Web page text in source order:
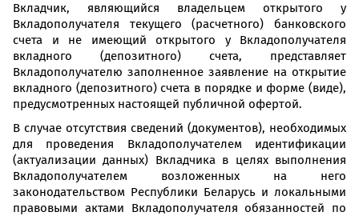
Вкладчик, являющийся владельцем открытого у
Вкладополучателя текущего (расчетного) банковского
счета и не имеющий открытого у Вкладополучателя
вкладного (депозитного) счета, представляет
Вкладополучателю заполненное заявление на открытие
вкладного (депозитного) счета в порядке и форме (виде),
предусмотренных настоящей публичной офертой.
В случае отсутствия сведений (документов), необходимых
для проведения Вкладополучателем идентификации
(актуализации данных) Вкладчика в целях выполнения
Вкладополучателем возложенных на него
законодательством Республики Беларусь и локальными
правовыми актами Вкладополучателя обязанностей по